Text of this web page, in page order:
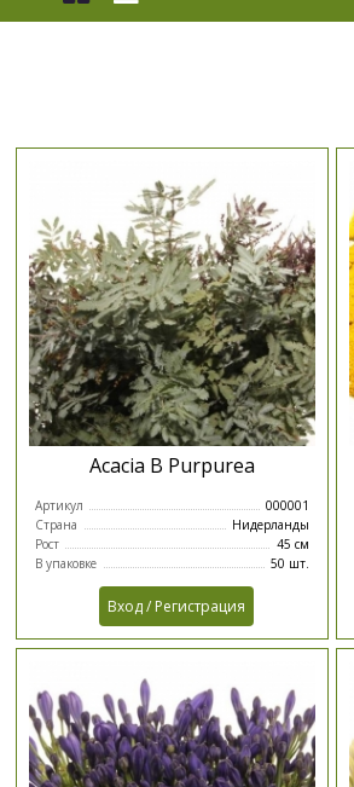
Acacia B Purpurea
Артикул
000001
Страна
Нидерланды
Рост
45 см
В упаковке
50 шт.
Вход / Регистрация